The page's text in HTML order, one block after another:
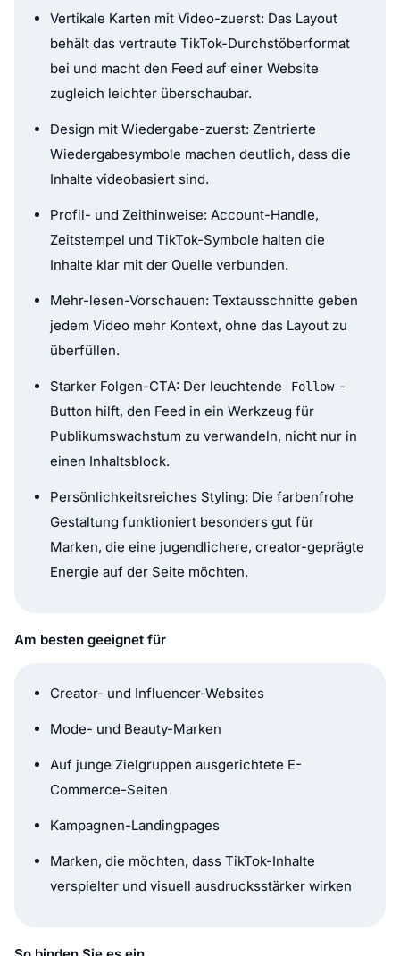
Vertikale Karten mit Video-zuerst: Das Layout
behält das vertraute TikTok-Durchstöberformat
bei und macht den Feed auf einer Website
zugleich leichter überschaubar.
Design mit Wiedergabe-zuerst: Zentrierte
Wiedergabesymbole machen deutlich, dass die
Inhalte videobasiert sind.
Profil- und Zeithinweise: Account-Handle,
Zeitstempel und TikTok-Symbole halten die
Inhalte klar mit der Quelle verbunden.
Mehr-lesen-Vorschauen: Textausschnitte geben
jedem Video mehr Kontext, ohne das Layout zu
überfüllen.
Starker Folgen-CTA: Der leuchtende Follow -
Button hilft, den Feed in ein Werkzeug für
Publikumswachstum zu verwandeln, nicht nur in
einen Inhaltsblock.
Persönlichkeitsreiches Styling: Die farbenfrohe
Gestaltung funktioniert besonders gut für
Marken, die eine jugendlichere, creator-geprägte
Energie auf der Seite möchten.
Am besten geeignet für
Creator- und Influencer-Websites
Mode- und Beauty-Marken
Auf junge Zielgruppen ausgerichtete E-
Commerce-Seiten
Kampagnen-Landingpages
Marken, die möchten, dass TikTok-Inhalte
verspielter und visuell ausdrucksstärker wirken